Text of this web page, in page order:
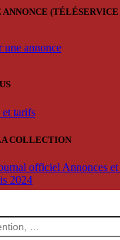
ANNONCE (TÉLÉSERVICE
une annonce
et tarifs
COLLECTION
officiel Annonces
2024